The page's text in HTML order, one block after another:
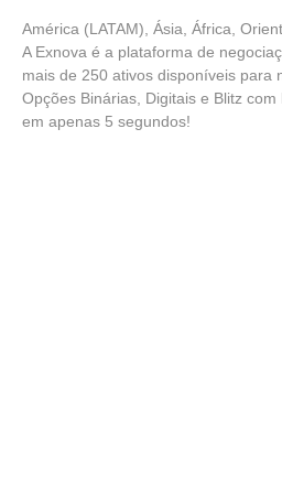
América (LATAM), Ásia, África,
A Exnova é a plataforma de
mais de 250 ativos disponíveis para
Opções Binárias, Digitais e Blitz
em apenas 5 segundos!